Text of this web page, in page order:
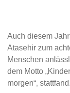
Auch diesem
Atasehir zum
Menschen
dem Motto
morgen“, stattfand.